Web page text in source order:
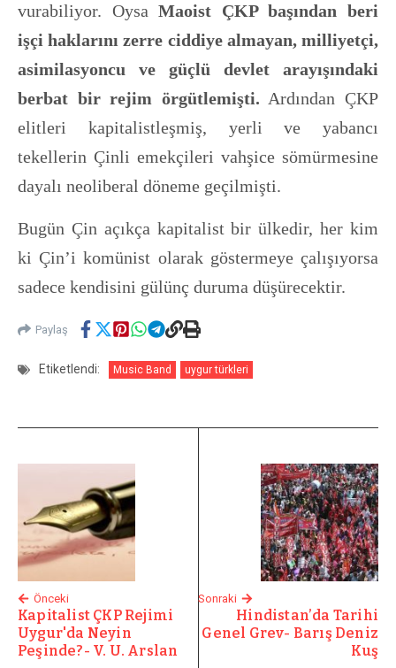
vurabiliyor. OysaMaoist ÇKP başından beri
işçi haklarını zerre ciddiye almayan, milliyetçi,
asimilasyoncu ve güçlü devlet arayışındaki
berbat bir rejim örgütlemişti. Ardından ÇKP
elitleri kapitalistleşmiş, yerli ve yabancı
tekellerin Çinli emekçileri vahşice sömürmesine
dayalı neoliberal döneme geçilmişti.
Bugün Çin açıkça kapitalist bir ülkedir, her kim
ki Çin’i komünist olarak göstermeye çalışıyorsa
sadece kendisini gülünç duruma düşürecektir.
Paylaş
Etiketlendi: Music Band uygur türkleri
Önceki
Kapitalist ÇKP Rejimi
Uygur'da Neyin
Peşinde?- V. U. Arslan
Sonraki
Hindistan’da Tarihi
Genel Grev- Barış Deniz
Kuş